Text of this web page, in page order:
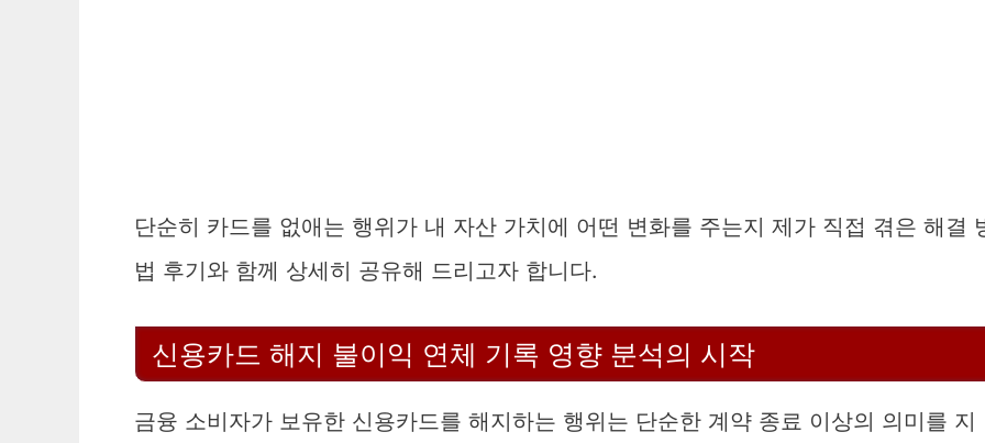
단순히 카드를 없애는 행위가 내 자산 가치에 어떤 변화를 주는지 제가 직접 겪은 해결
법 후기와 함께 상세히 공유해 드리고자 합니다.
신용카드 해지 불이익 연체 기록 영향 분석의 시작
금융 소비자가 보유한 신용카드를 해지하는 행위는 단순한 계약 종료 이상의 의미를 지